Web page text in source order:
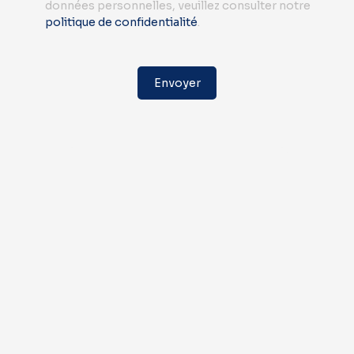
données personnelles, veuillez consulter notre
politique de confidentialité.
Envoyer